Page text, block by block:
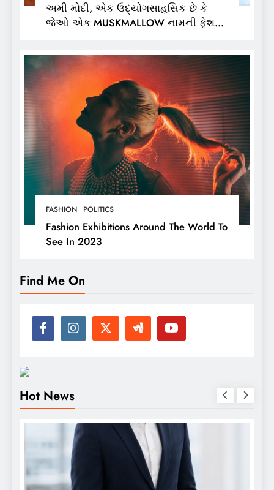
અમી મોદી, એક ઉદ્યોગસાહસિક છે કે
જેઓ એક MUSKMALLOW નામની ફેશન
FASHION POLITICS
Fashion Exhibitions Around The World To
See In 2023
Find Me On
Hot News